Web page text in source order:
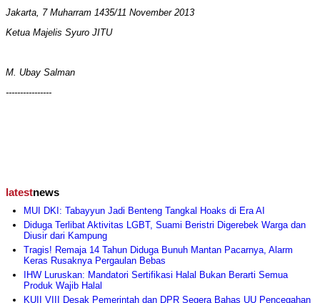
Jakarta, 7 Muharram 1435/11 November 2013
Ketua Majelis Syuro JITU
M. Ubay Salman
----------------
latestnews
MUI DKI: Tabayyun Jadi Benteng Tangkal Hoaks di Era AI
Diduga Terlibat Aktivitas LGBT, Suami Beristri Digerebek Warga dan
Diusir dari Kampung
Tragis! Remaja 14 Tahun Diduga Bunuh Mantan Pacarnya, Alarm
Keras Rusaknya Pergaulan Bebas
IHW Luruskan: Mandatori Sertifikasi Halal Bukan Berarti Semua
Produk Wajib Halal
KUII VIII Desak Pemerintah dan DPR Segera Bahas UU Pencegahan